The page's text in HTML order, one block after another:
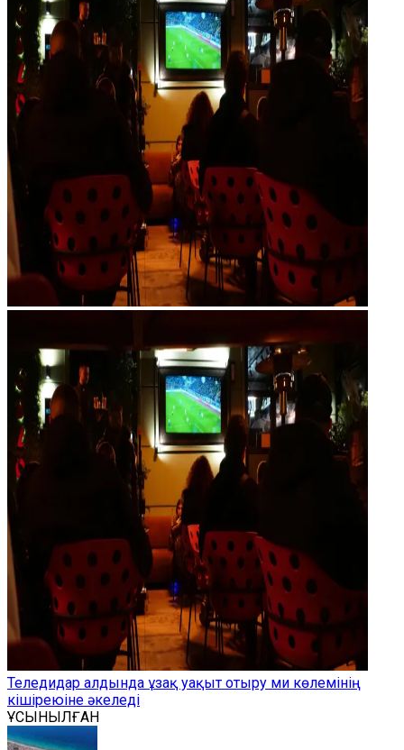
Теледидар алдында ұзақ уақыт отыру ми көлемінің
кішіреюіне әкеледі
ҰСЫНЫЛҒАН